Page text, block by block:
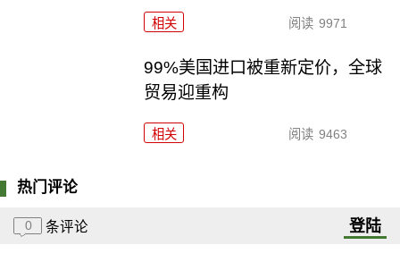
相关 阅读 9971
99%美国进口被重新定价，全球
贸易迎重构
相关 阅读 9463
热门评论
0 条评论 登陆